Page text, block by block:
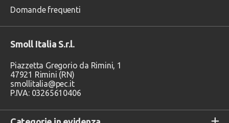
Domande frequenti
Smoll Italia S.r.l.
Piazzetta Gregorio da Rimini, 1
47921 Rimini (RN)
smollitalia@pec.it
P.IVA: 03265610406